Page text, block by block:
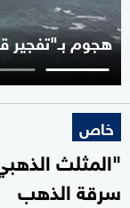
هجوم
خاص
"المثلث
سرقة الذهب